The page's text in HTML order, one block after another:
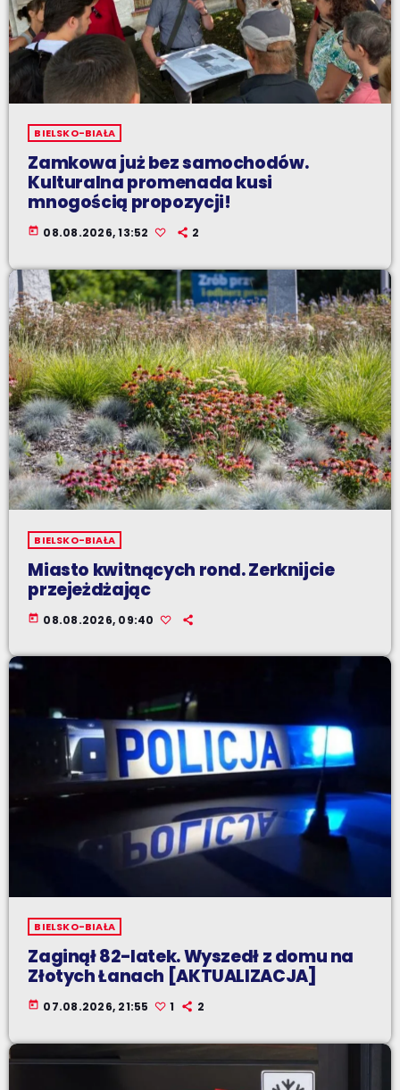
BIELSKO-BIAŁA
Zamkowa już bez samochodów.
Kulturalna promenada kusi
mnogością propozycji!
today 08.08.2026, 13:52 2
BIELSKO-BIAŁA
Miasto kwitnących rond. Zerknijcie
przejeżdżając
today 08.08.2026, 09:40
BIELSKO-BIAŁA
Zaginął 82-latek. Wyszedł z domu na
Złotych Łanach [AKTUALIZACJA]
today 07.08.2026, 21:55 1 2